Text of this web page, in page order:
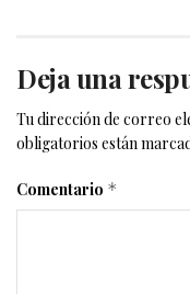
Deja una
Tu dirección de correo
obligatorios están
Comentario *